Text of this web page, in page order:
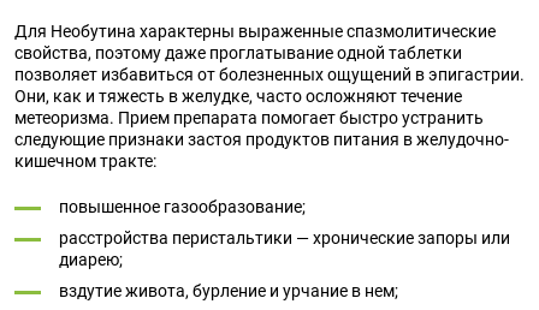
Для Необутина характерны выраженные спазмолитические
свойства, поэтому даже проглатывание одной таблетки
позволяет избавиться от болезненных ощущений в эпигастрии.
Они, как и тяжесть в желудке, часто осложняют течение
метеоризма. Прием препарата помогает быстро устранить
следующие признаки застоя продуктов питания в желудочно-
кишечном тракте:
повышенное газообразование;
расстройства перистальтики — хронические запоры или
диарею;
вздутие живота, бурление и урчание в нем;